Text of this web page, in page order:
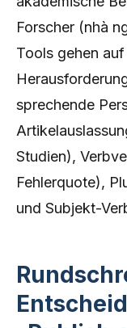
Forscher (nhà
Tools gehen
sprechende
Studien),
Fehlerquote),
und Subjekt-